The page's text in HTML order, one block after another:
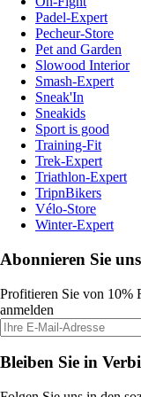
Padel-Expert
Pecheur-Store
Pet and Garden
Slowood Interior
Smash-Expert
Sneak'In
Sneakids
Sport is good
Training-Fit
Trek-Expert
Triathlon-Expert
TripnBikers
Vélo-Store
Winter-Expert
Abonnieren Sie
Profitieren Sie von 10%
anmelden
Bleiben Sie in